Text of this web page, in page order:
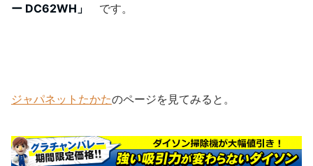
ー DC62WH」
です。
ジャパネットたかたのページを見てみると。